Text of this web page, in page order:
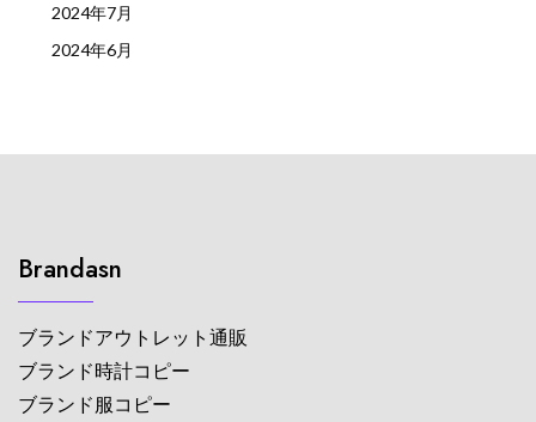
2024年7月
2024年6月
Brandasn
ブランドアウトレット通販
ブランド時計コピー
ブランド服コピー